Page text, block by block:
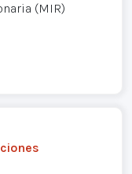
(MIR)